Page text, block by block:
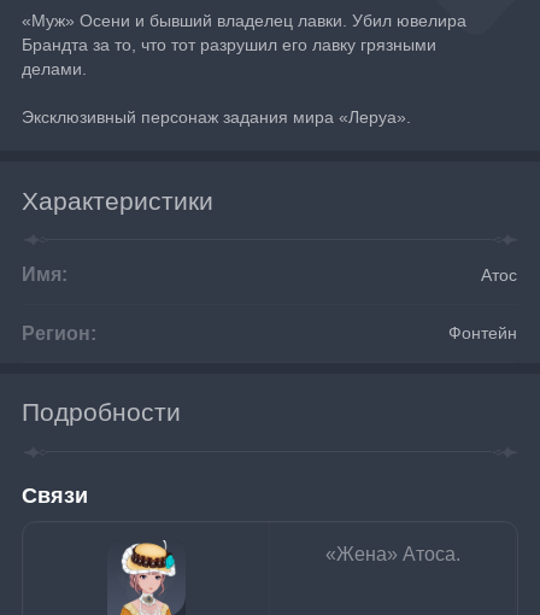
«Муж» Осени и бывший владелец лавки. Убил ювелира
Брандта за то, что тот разрушил его лавку грязными
делами.
Эксклюзивный персонаж задания мира «Леруа».
Характеристики
Имя: Атос
Регион: Фонтейн
Подробности
Связи
«Жена» Атоса.